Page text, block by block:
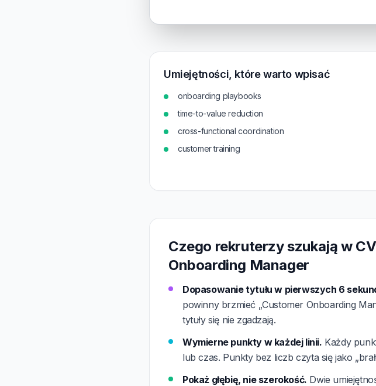
Umiejętności, które warto wpisać
onboarding playbooks
time-to-value reduction
cross-functional coordination
customer training
Czego rekruterzy szukają w
Onboarding Manager
Dopasowanie tytułu w pierwszych 6
powinny brzmieć „Customer Onboarding
tytuły się nie zgadzają.
Wymierne punkty w każdej linii. Każdy
lub czas. Punkty bez liczb czyta się jako
Pokaż głębię, nie szerokość. Dwie